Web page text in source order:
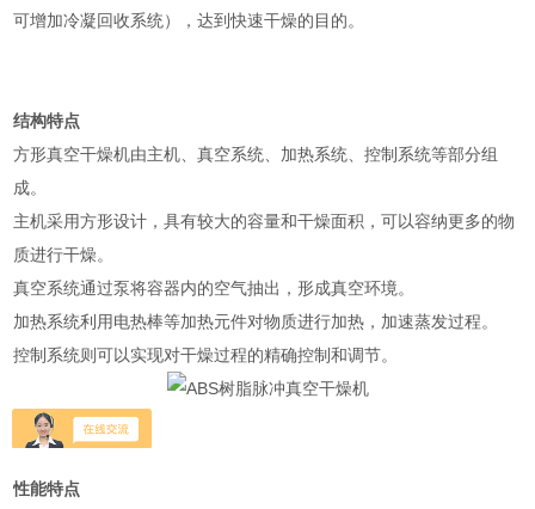
可增加冷凝回收系统），达到快速干燥的目的。
结构特点
方形真空干燥机由主机、真空系统、加热系统、控制系统等部分组
成。
主机采用方形设计，具有较大的容量和干燥面积，可以容纳更多的物
质进行干燥。
真空系统通过泵将容器内的空气抽出，形成真空环境。
加热系统利用电热棒等加热元件对物质进行加热，加速蒸发过程。
控制系统则可以实现对干燥过程的精确控制和调节。
性能特点